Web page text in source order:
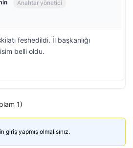
Anahtar yönetici
feshedildi. İl başkanlığı
belli oldu.
1)
yapmış olmalısınız.